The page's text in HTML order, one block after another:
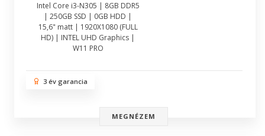
Intel Core i3-N305 | 8GB DDR5
| 250GB SSD | 0GB HDD |
15,6" matt | 1920X1080 (FULL
HD) | INTEL UHD Graphics |
W11 PRO
3 év garancia
MEGNÉZEM